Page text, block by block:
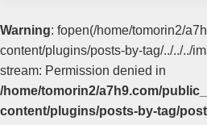
Warning: fopen(/home/tomorin2/
content/plugins/posts-by-tag/../../../
stream: Permission denied in
/home/tomorin2/a7h9.com/
content/plugins/posts-by-tag/